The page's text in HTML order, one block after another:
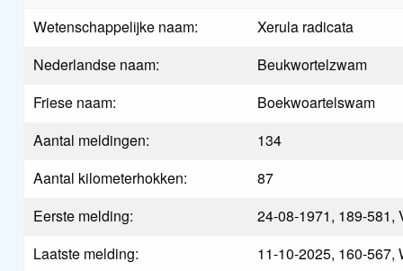
Wetenschappelijke naam:
Xerula radicata
Nederlandse naam:
Beukwortelzwam
Friese naam:
Boekwoartelswam
Aantal meldingen:
134
Aantal kilometerhokken:
87
Eerste melding:
24-08-1971, 189-581,
Laatste melding:
11-10-2025, 160-567,